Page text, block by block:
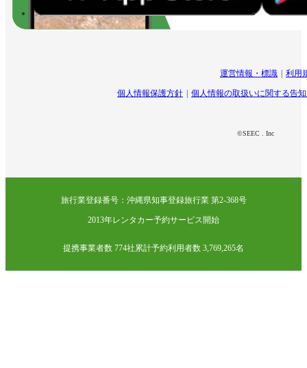
運営情報・標識 利用
個人情報保護方針 個人情報の取扱いに関する告
©SEEC . Inc
旅行業登録番号：沖縄県知事登録旅行業 第2-368号
2013年レンタカー予約サービス開始
提携事業者数 774社累計予約利用者数 3,769,265名